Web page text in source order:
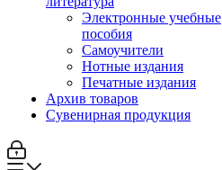
Электронные учебные
пособия
Самоучители
Нотные издания
Печатные издания
Архив товаров
Сувенирная продукция